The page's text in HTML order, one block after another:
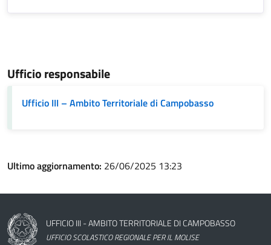
Ufficio responsabile
Ufficio III – Ambito Territoriale di Campobasso
Ultimo aggiornamento: 26/06/2025 13:23
Nome dell'amministrazione
UFFICIO III - AMBITO TERRITORIALE DI CAMPOBASSO
UFFICIO SCOLASTICO REGIONALE PER IL MOLISE